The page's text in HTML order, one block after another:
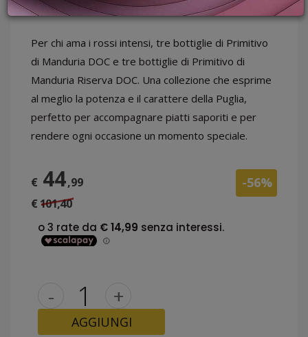
GIFT
CARD
BLOG
ACCEDI
Per chi ama i rossi intensi, tre bottiglie di Primitivo
di Manduria DOC e tre bottiglie di Primitivo di
Manduria Riserva DOC. Una collezione che esprime
al meglio la potenza e il carattere della Puglia,
perfetto per accompagnare piatti saporiti e per
rendere ogni occasione un momento speciale.
€ 44,99 -56%
€ 101,40
- +
AGGIUNGI